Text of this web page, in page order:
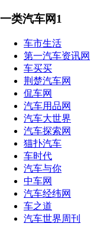
一类汽车网1
车市生活
第一汽车资讯网
车买买
荆楚汽车网
侃车网
汽车用品网
汽车大世界
汽车探索网
猫扑汽车
车时代
汽车与你
中车网
汽车经纬网
车之道
汽车世界周刊